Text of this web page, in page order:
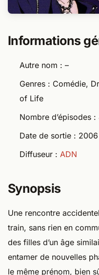
Informations
Autre nom : –
Genres : Comédie,
of Life
Nombre d’épisodes :
Date de sortie : 2006
Diffuseur : ADN
Synopsis
Une rencontre
train, sans rien en
des filles d’un âge
entamer de nouvelles
le même prénom, bien